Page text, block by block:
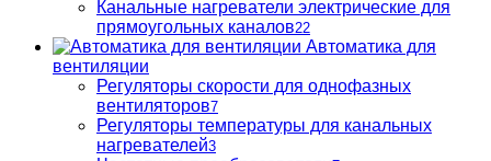
Канальные нагреватели электрические для
прямоугольных каналов22
Автоматика для
вентиляции
Регуляторы скорости для однофазных
вентиляторов7
Регуляторы температуры для канальных
нагревателей3